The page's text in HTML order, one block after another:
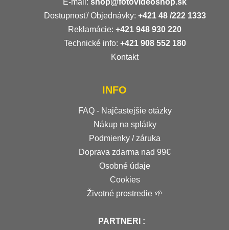
Dostupnosť/ Objednávky: +421 48 /222 1333
Reklamácie: +421 948 930 220
Technické info: +421 908 552 180
Kontakt
INFO
FAQ - Najčastejšie otázky
Nákup na splátky
Podmienky / záruka
Doprava zdarma nad 99€
Osobné údaje
Cookies
Životné prostredie 🌱
PARTNERI :